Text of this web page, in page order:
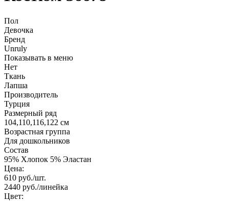
Пол
Девочка
Бренд
Unruly
Показывать в меню
Нет
Ткань
Лапша
Производитель
Турция
Размерный ряд
104,110,116,122 см
Возрастная группа
Для дошкольников
Состав
95% Хлопок 5% Эластан
Цена:
610 руб./шт.
2440 руб./линейка
Цвет: